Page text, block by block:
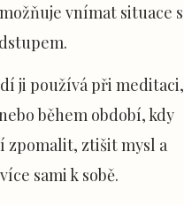
vnímat situace s
ji používá při meditaci,
během období, kdy
zpomalit, ztišit mysl a
sami k sobě.